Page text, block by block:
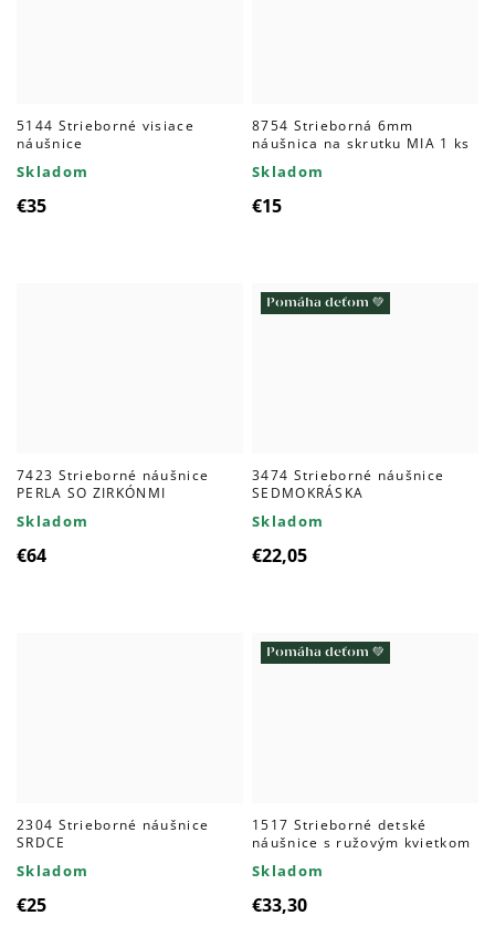
5144 Strieborné visiace
náušnice
Skladom
€35
8754 Strieborná 6mm
náušnica na skrutku MIA 1 ks
Skladom
€15
7423 Strieborné náušnice
PERLA SO ZIRKÓNMI
Skladom
€64
Pomáha deťom 💚
3474 Strieborné náušnice
SEDMOKRÁSKA
Skladom
€22,05
2304 Strieborné náušnice
SRDCE
Skladom
€25
Pomáha deťom 💚
1517 Strieborné detské
náušnice s ružovým kvietkom
Skladom
€33,30